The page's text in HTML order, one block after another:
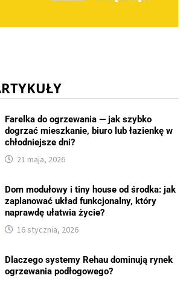
Farelka do ogrzewania — jak szybko
dogrzać mieszkanie, biuro lub łazienkę w
chłodniejsze dni?
21 maja, 2026
Dom modułowy i tiny house od środka: jak
zaplanować układ funkcjonalny, który
naprawdę ułatwia życie?
16 stycznia, 2026
Dlaczego systemy Rehau dominują rynek
ogrzewania podłogowego?